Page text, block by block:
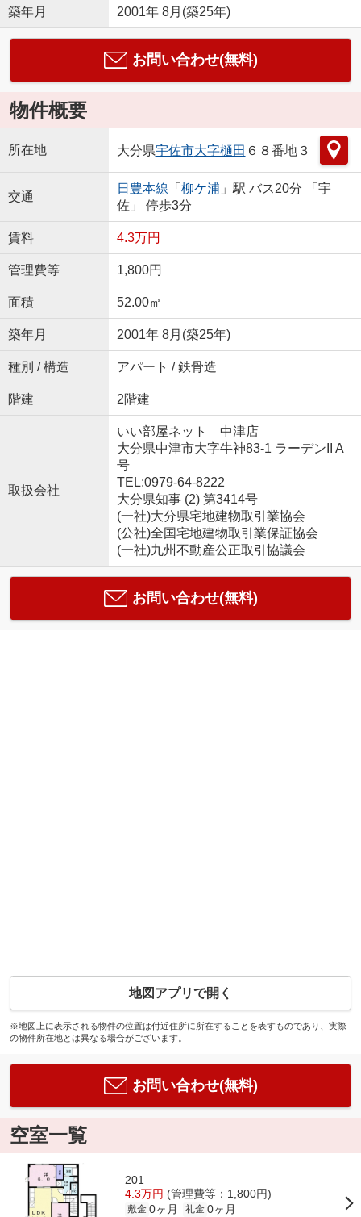
築年月 2001年 8月(築25年)
お問い合わせ(無料)
物件概要
所在地 大分県宇佐市大字樋田 ６８番地３
交通
日豊本線 「 柳ケ浦 」駅 バス20分 「宇
佐」 停歩3分
賃料 4.3万円
管理費等 1,800円
面積 52.00㎡
築年月 2001年 8月(築25年)
種別 / 構造 アパート / 鉄骨造
階建 2階建
取扱会社
いい部屋ネット 中津店
大分県中津市大字牛神83-1 ラーデンII A
号
TEL:0979-64-8222
大分県知事 (2) 第3414号
(一社)大分県宅地建物取引業協会
(公社)全国宅地建物取引業保証協会
(一社)九州不動産公正取引協議会
お問い合わせ(無料)
地図アプリで開く
※地図上に表示される物件の位置は付近住所に所在することを表すものであり、実際
の物件所在地とは異なる場合がございます。
お問い合わせ(無料)
空室一覧
201
4.3万円 (管理費等：1,800円)
敷金 0ヶ月 礼金 0ヶ月